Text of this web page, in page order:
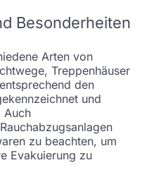
Besonderheiten
Arten von
Treppenhäuser
den
und
Auch
zu beachten, um
Evakuierung zu